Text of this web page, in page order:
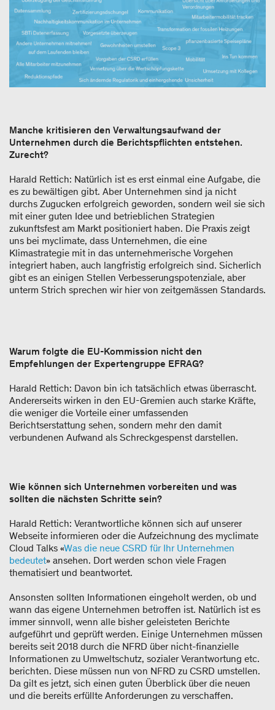
Manche kritisieren den Verwaltungsaufwand der
Unternehmen durch die Berichtspflichten entstehen.
Zurecht?
Harald Rettich: Natürlich ist es erst einmal eine Aufgabe, die
es zu bewältigen gibt. Aber Unternehmen sind ja nicht
durchs Zugucken erfolgreich geworden, sondern weil sie sich
mit einer guten Idee und betrieblichen Strategien
zukunftsfest am Markt positioniert haben. Die Praxis zeigt
uns bei myclimate, dass Unternehmen, die eine
Klimastrategie mit in das unternehmerische Vorgehen
integriert haben, auch langfristig erfolgreich sind. Sicherlich
gibt es an einigen Stellen Verbesserungspotenziale, aber
unterm Strich sprechen wir hier von zeitgemässen Standards.
Warum folgte die EU-Kommission nicht den
Empfehlungen der Expertengruppe EFRAG?
Harald Rettich: Davon bin ich tatsächlich etwas überrascht.
Andererseits wirken in den EU-Gremien auch starke Kräfte,
die weniger die Vorteile einer umfassenden
Berichtserstattung sehen, sondern mehr den damit
verbundenen Aufwand als Schreckgespenst darstellen.
Wie können sich Unternehmen vorbereiten und was
sollten die nächsten Schritte sein?
Harald Rettich: Verantwortliche können sich auf unserer
Webseite informieren oder die Aufzeichnung des myclimate
Cloud Talks «Was die neue CSRD für Ihr Unternehmen
bedeutet» ansehen. Dort werden schon viele Fragen
thematisiert und beantwortet.
Ansonsten sollten Informationen eingeholt werden, ob und
wann das eigene Unternehmen betroffen ist. Natürlich ist es
immer sinnvoll, wenn alle bisher geleisteten Berichte
aufgeführt und geprüft werden. Einige Unternehmen müssen
bereits seit 2018 durch die NFRD über nicht-finanzielle
Informationen zu Umweltschutz, sozialer Verantwortung etc.
berichten. Diese müssen nun von NFRD zu CSRD umstellen.
Da gilt es jetzt, sich einen guten Überblick über die neuen
und die bereits erfüllte Anforderungen zu verschaffen.